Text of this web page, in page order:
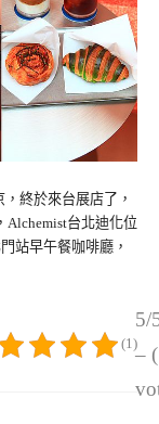
終於來台展店了，
Alchemist台北迪化位
站早午餐咖啡廳，
5/
–
(1)